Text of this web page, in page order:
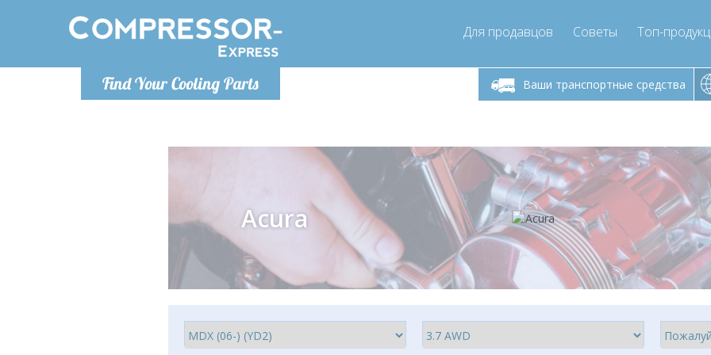
Find Your Cooling Parts
Для продавцов Советы Топ-
Ваши транспортные средства
Понедельник-пятница 9:00Понедельник-пятница 9:00
- 17
info@compressor-express.ru
Acura